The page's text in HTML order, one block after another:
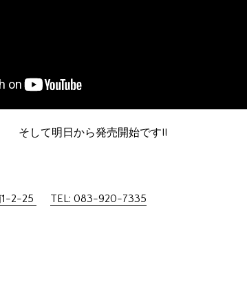
そして明日から発売開始です!!
2-25 TEL: 083-920-7335